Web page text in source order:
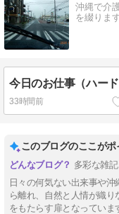
沖縄で介
を綴ります
今日のお仕事（ハード
33時間前
このブログのここがポ
多彩な雑
日々の何気ない出来事や
ら離れ、自然と人情が織
をもたらす扉となっていま